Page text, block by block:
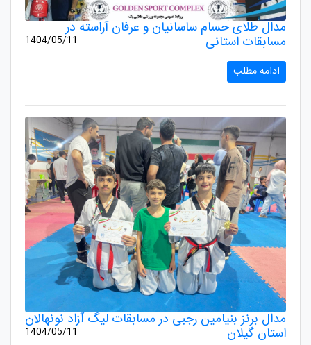
مدال طلای حسام ساسانیان و عرفان آراسته در
مسابقات استانی 1404/05/11
ادامه مطلب
مدال برنز بنیامین رجبی در مسابقات لیگ آزاد نونهالان
استان گیلان 1404/05/11